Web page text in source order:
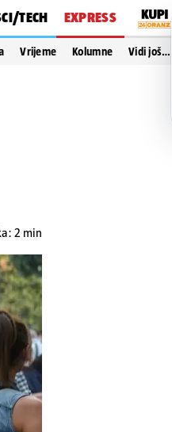
TECH EXPRESS
Vrijeme Kolumne Vidi još…
2 min